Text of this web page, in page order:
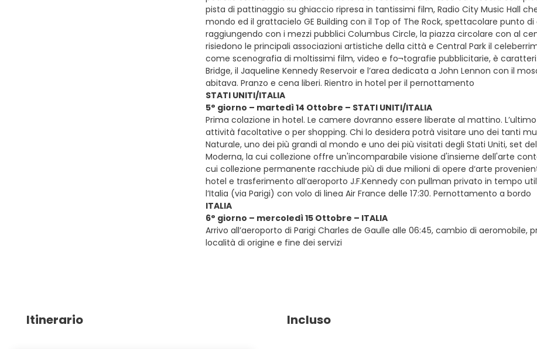
pista di pattinaggio su ghiaccio ripresa in tantissimi film, Radio City Music Hall
mondo ed il grattacielo GE Building con il Top of The Rock, spettacolare punto
raggiungendo con i mezzi pubblici Columbus Circle, la piazza circolare con al
risiedono le principali associazioni artistiche della città e Central Park il
come scenografia di moltissimi film, video e fo¬tografie pubblicitarie, è
Bridge, il Jaqueline Kennedy Reservoir e l’area dedicata a John Lennon con il
abitava. Pranzo e cena liberi. Rientro in hotel per il pernottamento
STATI UNITI/ITALIA
5° giorno – martedì 14 Ottobre – STATI UNITI/ITALIA
Prima colazione in hotel. Le camere dovranno essere liberate al mattino.
attività facoltative o per shopping. Chi lo desidera potrà visitare uno dei tanti
Naturale, uno dei più grandi al mondo e uno dei più visitati degli Stati Uniti, set
Moderna, la cui collezione offre un'incomparabile visione d'insieme dell'arte
cui collezione permanente racchiude più di due milioni di opere d‘arte
hotel e trasferimento all’aeroporto J.F.Kennedy con pullman privato in tempo
l’Italia (via Parigi) con volo di linea Air France delle 17:30. Pernottamento a bordo
ITALIA
6° giorno – mercoledì 15 Ottobre – ITALIA
Arrivo all’aeroporto di Parigi Charles de Gaulle alle 06:45, cambio di
località di origine e fine dei servizi
Itinerario Incluso